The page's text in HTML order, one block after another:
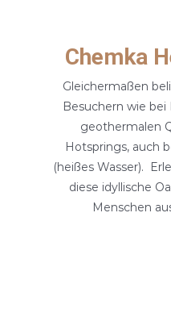
Chemka
Gleichermaßen
Besuchern wie bei
geothermalen
Hotsprings, auch
(heißes Wasser).
diese idyllische
Menschen